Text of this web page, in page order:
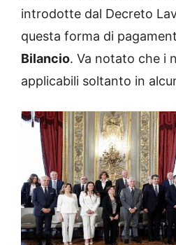
introdotte dal Decreto
questa forma di
Bilancio. Va notato che i
applicabili soltanto in